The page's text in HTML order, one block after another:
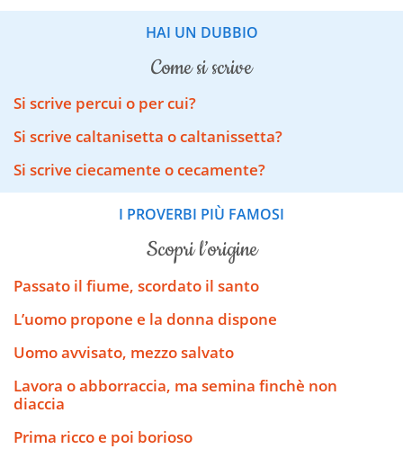
HAI UN DUBBIO
come si scrive
Si scrive percui o per cui?
Si scrive caltanisetta o caltanissetta?
Si scrive ciecamente o cecamente?
I PROVERBI PIÙ FAMOSI
scopri l’origine
Passato il fiume, scordato il santo
L’uomo propone e la donna dispone
Uomo avvisato, mezzo salvato
Lavora o abborraccia, ma semina finchè non
diaccia
Prima ricco e poi borioso